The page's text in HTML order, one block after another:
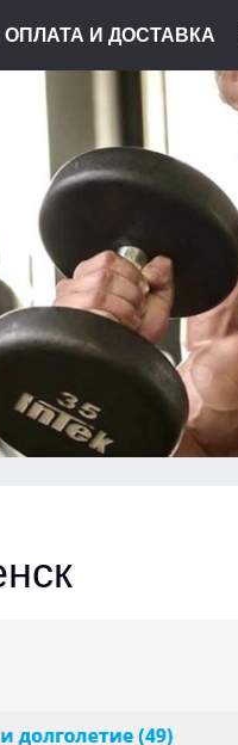
ОПЛАТА И ДОСТАВКА